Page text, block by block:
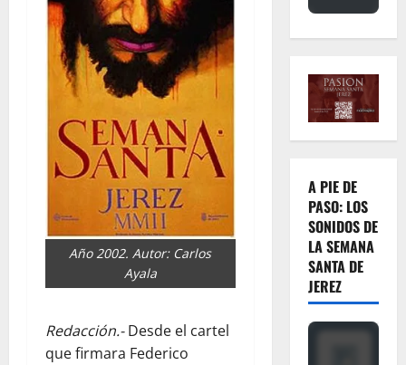
Año 2002. Autor: Carlos
Ayala
Redacción.-Desde el cartel
que firmara Federico
A PIE DE
PASO: LOS
SONIDOS DE
LA SEMANA
SANTA DE
JEREZ